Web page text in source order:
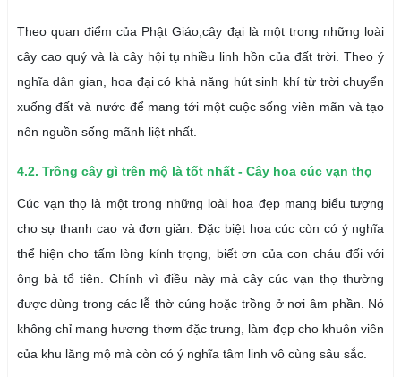
Theo quan điểm của Phật Giáo,cây đại là một trong những loài
cây cao quý và là cây hội tụ nhiều linh hồn của đất trời. Theo ý
nghĩa dân gian, hoa đại có khả năng hút sinh khí từ trời chuyển
xuống đất và nước để mang tới một cuộc sống viên mãn và tạo
nên nguồn sống mãnh liệt nhất.
4.2. Trồng cây gì trên mộ là tốt nhất - Cây hoa cúc vạn thọ
Cúc vạn thọ là một trong những loài hoa đẹp mang biểu tượng
cho sự thanh cao và đơn giản. Đặc biệt hoa cúc còn có ý nghĩa
thể hiện cho tấm lòng kính trọng, biết ơn của con cháu đối với
ông bà tổ tiên. Chính vì điều này mà cây cúc vạn thọ thường
được dùng trong các lễ thờ cúng hoặc trồng ở nơi âm phần. Nó
không chỉ mang hương thơm đặc trưng, làm đẹp cho khuôn viên
của khu lăng mộ mà còn có ý nghĩa tâm linh vô cùng sâu sắc.